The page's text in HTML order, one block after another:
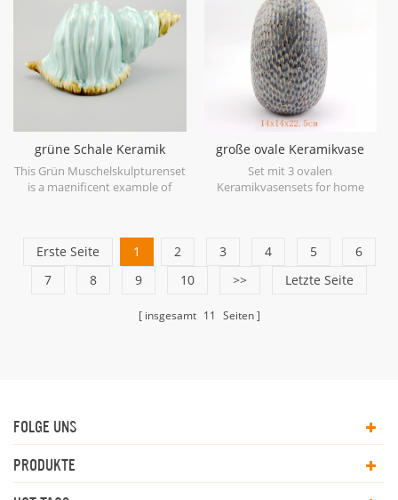
grüne Schale Keramik
Skulptur Set
This Grün Muschelskulpturenset
is a magnificent example of
große ovale Keramikvase
blau antik
Set mit 3 ovalen
Keramikvasensets for home
Erste Seite 1 2 3 4 5
6
7
8 9 10 >> Letzte Seite
insgesamt 11 Seiten
FOLGE UNS
PRODUKTE